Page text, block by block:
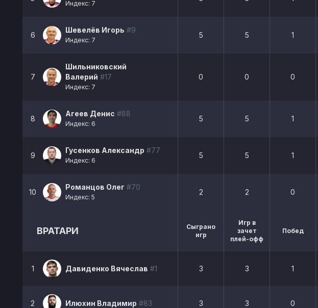
Индекс: 7
6
Шевелёв Игорь #9
Индекс: 7
5 5 1
7
Шильниковский
Валерий #17
Индекс: 7
0 0 0
8
Агеев Денис #88
Индекс: 6
5 5 1
9
Гусенков Александр #77
Индекс: 6
5 5 1
10
Романцов Олег #70
Индекс: 5
2 2 0
ВРАТАРИ
Сыграно
игр
Игр в
зачет
плей-офф
Побед
1 Давиденко Вячеслав #1 3 3 1
2 Илюхин Владимир #83 3 3 0